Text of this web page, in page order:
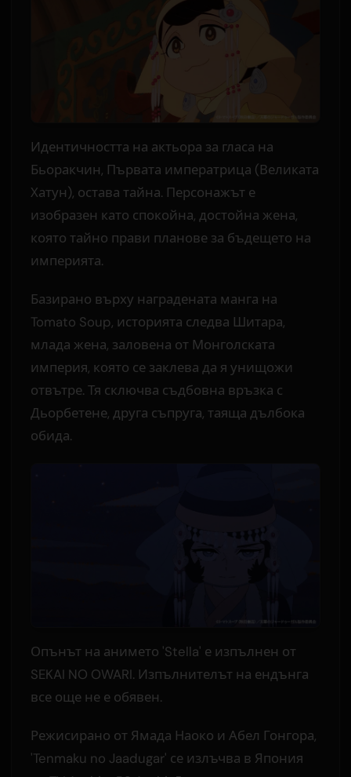
Идентичността на актьора за гласа на
Бьоракчин, Първата императрица (Великата
Хатун), остава тайна. Персонажът е
изобразен като спокойна, достойна жена,
която тайно прави планове за бъдещето на
империята.
Базирано върху наградената манга на
Tomato Soup, историята следва Шитара,
млада жена, заловена от Монголската
империя, която се заклева да я унищожи
отвътре. Тя сключва съдбовна връзка с
Дьорбетене, друга съпруга, таяща дълбока
обида.
Опънът на анимето 'Stella' е изпълнен от
SEKAI NO OWARI. Изпълнителът на ендънга
все още не е обявен.
Режисирано от Ямада Наоко и Абел Гонгора,
'Tenmaku no Jaadugar' се излъчва в Япония